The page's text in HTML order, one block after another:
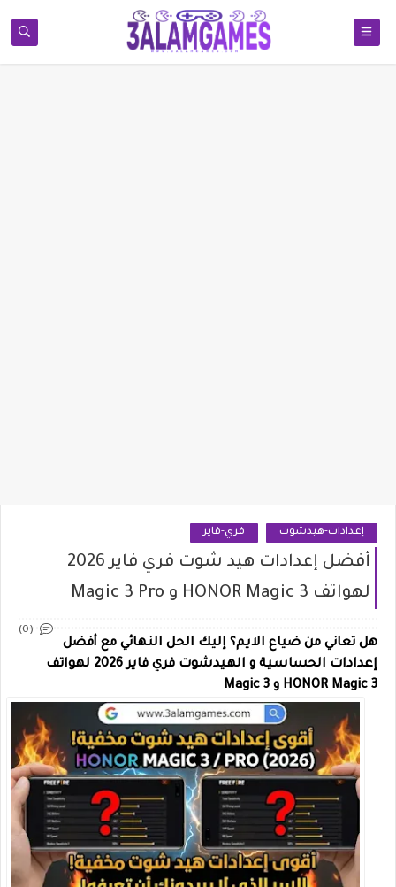
إعدادات-هيدشوت فري-فاير
أفضل إعدادات هيد شوت فري فاير 2026
لهواتف HONOR Magic 3 و Magic 3 Pro
(0)
هل تعاني من ضياع الايم؟ إليك الحل النهائي مع أفضل
إعدادات الحساسية و الهيدشوت فري فاير 2026 لهواتف
HONOR Magic 3 و Magic 3